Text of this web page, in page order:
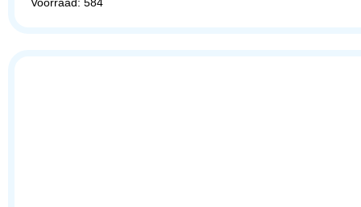
Voorraad: 584